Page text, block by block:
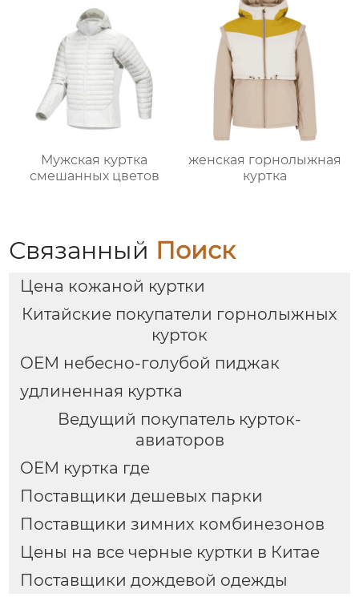
Мужская куртка
смешанных цветов
женская горнолыжная
куртка
Связанный Поиск
Цена кожаной куртки
Китайские покупатели горнолыжных
курток
OEM небесно-голубой пиджак
удлиненная куртка
Ведущий покупатель курток-
авиаторов
OEM куртка где
Поставщики дешевых парки
Поставщики зимних комбинезонов
Цены на все черные куртки в Китае
Поставщики дождевой одежды